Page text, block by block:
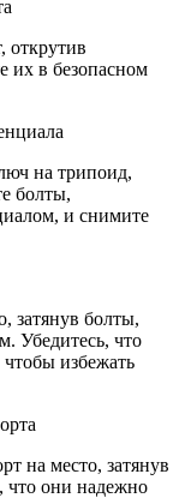
открутив
их в безопасном
на трипоид,
болты,
и снимите
затянув болты,
Убедитесь, что
избежать
на место, затянув
что они надежно